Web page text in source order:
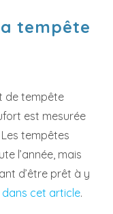
tempête
de tempête
est mesurée
tempêtes
l’année, mais
d’être prêt à y
dans cet article.